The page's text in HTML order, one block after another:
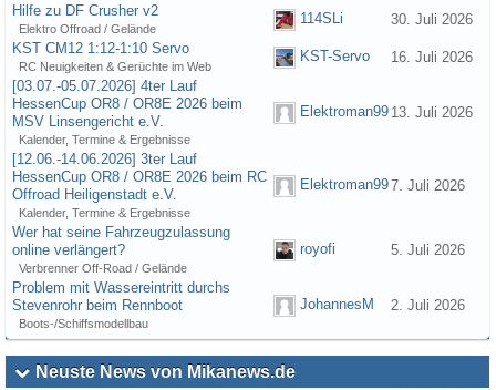
Hilfe zu DF Crusher v2
Elektro Offroad / Gelände
114SLi
30. Juli 2026
KST CM12 1:12-1:10 Servo
RC Neuigkeiten & Gerüchte im Web
KST-Servo
16. Juli 2026
[03.07.-05.07.2026] 4ter Lauf
HessenCup OR8 / OR8E 2026 beim
MSV Linsengericht e.V.
Kalender, Termine & Ergebnisse
Elektroman99 13. Juli 2026
[12.06.-14.06.2026] 3ter Lauf
HessenCup OR8 / OR8E 2026 beim RC
Offroad Heiligenstadt e.V.
Kalender, Termine & Ergebnisse
Elektroman997. Juli 2026
Wer hat seine Fahrzeugzulassung
online verlängert?
Verbrenner Off-Road / Gelände
royofi 5. Juli 2026
Problem mit Wassereintritt durchs
Stevenrohr beim Rennboot
Boots-/Schiffsmodellbau
JohannesM 2. Juli 2026
Neuste News von Mikanews.de